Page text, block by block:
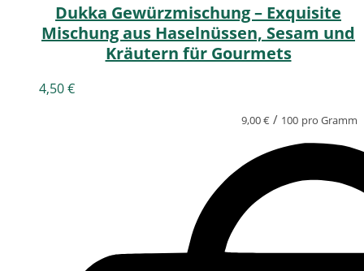
Dukka Gewürzmischung – Exquisite
Mischung aus Haselnüssen, Sesam und
Kräutern für Gourmets
4,50€
9,00€ / 100 pro Gramm